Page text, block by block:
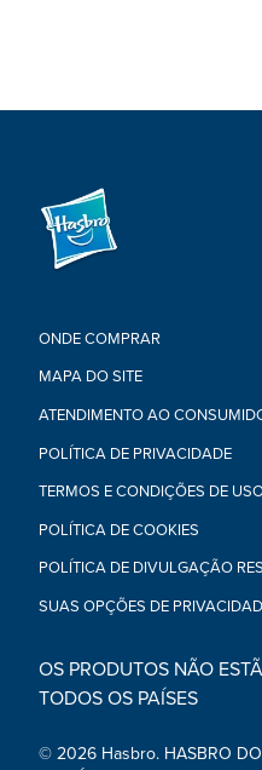
múltiplos pontos de
•O UNIVERSO MARVEL DE
Legends Series Retro 375
Carol Danvers, Capitão
Tocha Humana (vendidas
disponibilidade.)
•Idade: a partir dos 4 anos.
•Contém: figura.
ONDE COMPRAR
MAPA DO SITE
ATENDIMENTO AO
POLÍTICA DE PRIVACIDADE
TERMOS E CONDIÇÕES DE
POLÍTICA DE COOKIES
POLÍTICA DE DIVULGAÇÃO
SUAS OPÇÕES DE
OS PRODUTOS NÃO
TODOS OS PAÍSES
© 2026 Hasbro. HASBRO DO